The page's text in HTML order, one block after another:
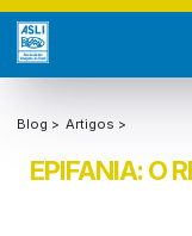
Blog > Artigos >
EPIFANIA: O